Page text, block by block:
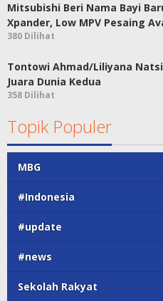
Mitsubishi Beri Nama Bayi
Xpander, Low MPV Pesaing
380 Dilihat
Tontowi Ahmad/Liliyana
Juara Dunia Kedua
358 Dilihat
Topik Populer
MBG
#Indonesia
#update
#news
Sekolah Rakyat